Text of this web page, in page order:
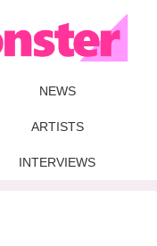
NEWS
ARTISTS
INTERVIEWS